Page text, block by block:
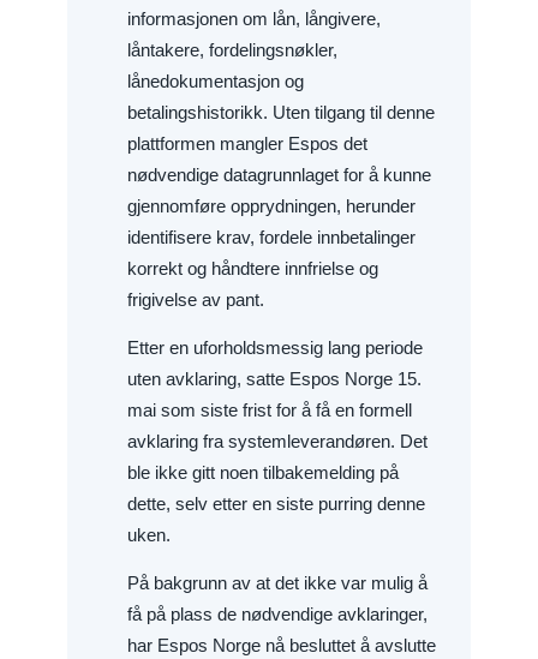
informasjonen om lån, långivere,
låntakere, fordelingsnøkler,
lånedokumentasjon og
betalingshistorikk. Uten tilgang til denne
plattformen mangler Espos det
nødvendige datagrunnlaget for å kunne
gjennomføre opprydningen, herunder
identifisere krav, fordele innbetalinger
korrekt og håndtere innfrielse og
frigivelse av pant.
Etter en uforholdsmessig lang periode
uten avklaring, satte Espos Norge 15.
mai som siste frist for å få en formell
avklaring fra systemleverandøren. Det
ble ikke gitt noen tilbakemelding på
dette, selv etter en siste purring denne
uken.
På bakgrunn av at det ikke var mulig å
få på plass de nødvendige avklaringer,
har Espos Norge nå besluttet å avslutte